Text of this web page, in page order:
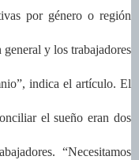
por género o región
y los trabajadores
indica el artículo. El
el sueño eran dos
“Necesitamos